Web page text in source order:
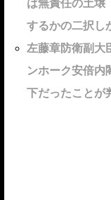
するかの二択し
左藤章防衛副大
ンホーク安倍内
下だったことが